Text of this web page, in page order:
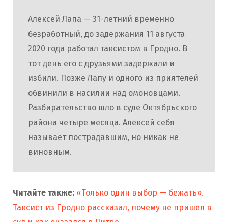
Алексей Лапа — 31-летний временно
безработный, до задержания 11 августа
2020 года работал таксистом в Гродно. В
тот день его с друзьями задержали и
избили. Позже Лапу и одного из приятелей
обвинили в насилии над омоновцами.
Разбирательство шло в суде Октябрьского
района четыре месяца. Алексей себя
называет пострадавшим, но никак не
виновным.
Читайте также: «Только один выбор — бежать».
Таксист из Гродно рассказал, почему не пришел в